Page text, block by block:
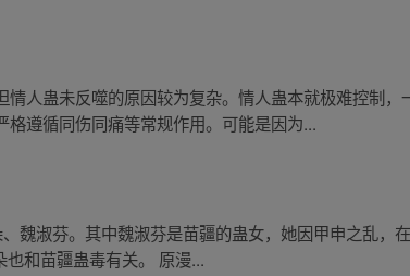
人蛊未反噬的原因较为复杂。情人蛊本就极难控制
遵循同伤同痛等常规作用。可能是因为...
魏淑芬。其中魏淑芬是苗疆的蛊女，她因甲申之乱，
和苗疆蛊毒有关。 原漫...